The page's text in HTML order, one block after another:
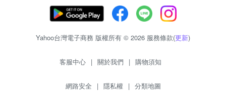
Yahoo台灣電子商務 版權所有 © 2026 服務條款(更新)
客服中心 | 關於我們 | 購物須知
網路安全 | 隱私權 | 分類地圖